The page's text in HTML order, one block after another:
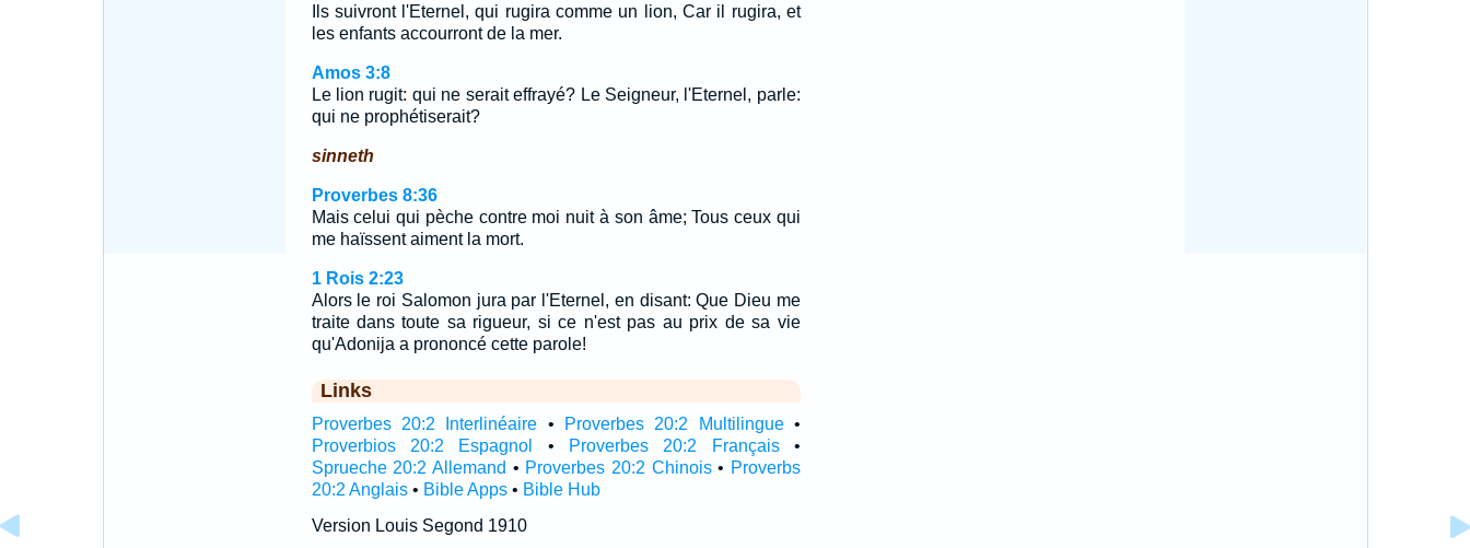
Ils suivront l'Eternel, qui rugira comme un lion, Car il rugira, et
les enfants accourront de la mer.
Amos 3:8
Le lion rugit: qui ne serait effrayé? Le Seigneur, l'Eternel, parle:
qui ne prophétiserait?
sinneth
Proverbes 8:36
Mais celui qui pèche contre moi nuit à son âme; Tous ceux qui
me haïssent aiment la mort.
1 Rois 2:23
Alors le roi Salomon jura par l'Eternel, en disant: Que Dieu me
traite dans toute sa rigueur, si ce n'est pas au prix de sa vie
qu'Adonija a prononcé cette parole!
Links
Proverbes 20:2 Interlinéaire • Proverbes 20:2 Multilingue•
Proverbios 20:2 Espagnol
• Proverbes 20:2 Français•
Sprueche 20:2 Allemand • Proverbes 20:2 Chinois• Proverbs
20:2 Anglais• Bible Apps• Bible Hub
Version Louis Segond 1910